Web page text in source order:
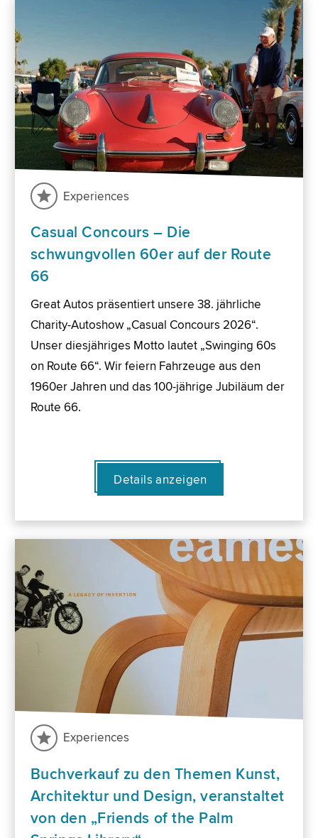
Experiences
Casual Concours – Die
schwungvollen 60er auf der Route
66
Great Autos präsentiert unsere 38. jährliche
Charity-Autoshow „Casual Concours 2026“.
Unser diesjähriges Motto lautet „Swinging 60s
on Route 66“. Wir feiern Fahrzeuge aus den
1960er Jahren und das 100-jährige Jubiläum der
Route 66.
Details anzeigen
Experiences
Buchverkauf zu den Themen Kunst,
Architektur und Design, veranstaltet
von den „Friends of the Palm